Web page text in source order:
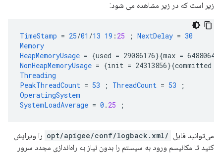
زیر است که در زیر مشاهده می شود:
TimeStamp = 25/01 /13 19 : 25 ; NextDelay = 30
Memory
HeapMemoryUsage = {used = 29086176}{max = 64880640
NonHeapMemoryUsage = {init = 24313856}{committed
Threading
PeakThreadCount = 53 ; ThreadCount = 53
;
OperatingSystem
SystemLoadAverage = 0 . 25 ;
می‌توانید فایل /opt/apigee/conf/logback.xml
را ویرایش
کنید تا مکانیسم ورود به سیستم را بدون نیاز به راه‌اندازی مجدد سرور